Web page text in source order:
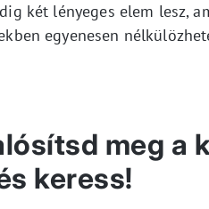
két lényeges elem lesz,
egyenesen
meg a
keress!